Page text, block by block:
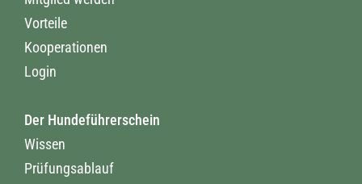
Vorteile
Kooperationen
Login
Der Hundeführerschein
Wissen
Prüfungsablauf